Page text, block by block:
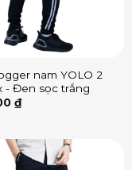
nam YOLO 2
- Đen sọc trắng
₫